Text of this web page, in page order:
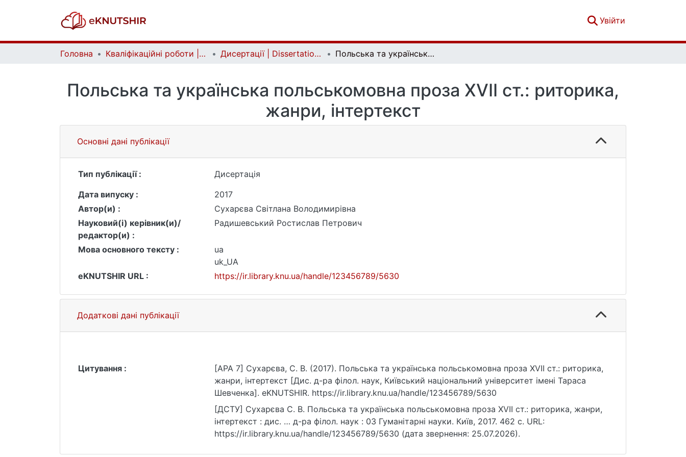
Увійти
Головна Кваліфікаційні роботи | Qualifying works Дисертації | Dissertations Польська та українська польськомовна проза XVII cт.: риторика, жанри, інтертекст
Польська та українська польськомовна проза XVII cт.: риторика,
жанри, інтертекст
Основні дані публікації
Тип публікації :
Дисертація
Дата випуску :
2017
Автор(и) :
Сухарєва Світлана Володимирівна
Науковий(і) керівник(и)/
редактор(и) :
Радишевський Ростислав Петрович
Мова основного тексту :
ua
uk_UA
eKNUTSHIR URL :
https://ir.library.knu.ua/handle/123456789/5630
Додаткові дані публікації
Цитування :
[APA 7] Сухарєва, С. В. (2017). Польська та українська польськомовна проза XVII cт.: риторика,
жанри, інтертекст [Дис. д-ра філол. наук, Київський національний університет імені Тараса
Шевченка]. eKNUTSHIR. https://ir.library.knu.ua/handle/123456789/5630
[ДСТУ] Сухарєва С. В. Польська та українська польськомовна проза XVII cт.: риторика, жанри,
інтертекст : дис. … д-ра філол. наук : 03 Гуманітарні науки. Київ, 2017. 462 с. URL:
https://ir.library.knu.ua/handle/123456789/5630 (дата звернення: 25.07.2026).